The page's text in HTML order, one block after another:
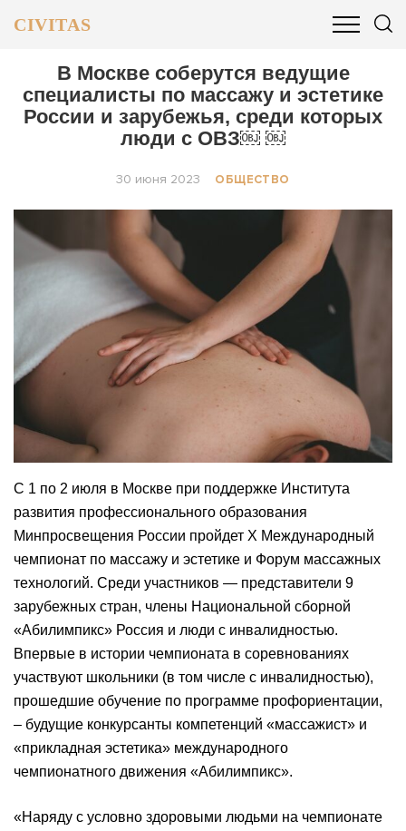
CIVITAS
ОБЩЕСТВО БИЗНЕС И ФИНАНСЫ
В Москве соберутся ведущие
специалисты по массажу и эстетике
России и зарубежья, среди которых
люди с ОВЗ￼ ￼
30 июня 2023 ОБЩЕСТВО
С 1 по 2 июля в Москве при поддержке Института
развития профессионального образования
Минпросвещения России пройдет Х Международный
чемпионат по массажу и эстетике и Форум массажных
технологий. Среди участников — представители 9
зарубежных стран, члены Национальной сборной
«Абилимпикс» Россия и люди с инвалидностью.
Впервые в истории чемпионата в соревнованиях
участвуют школьники (в том числе с инвалидностью),
прошедшие обучение по программе профориентации,
– будущие конкурсанты компетенций «массажист» и
«прикладная эстетика» международного
чемпионатного движения «Абилимпикс».
«Наряду с условно здоровыми людьми на чемпионате